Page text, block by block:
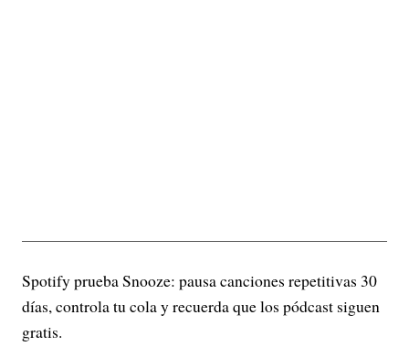
Spotify prueba Snooze: pausa canciones repetitivas 30
días, controla tu cola y recuerda que los pódcast siguen
gratis.